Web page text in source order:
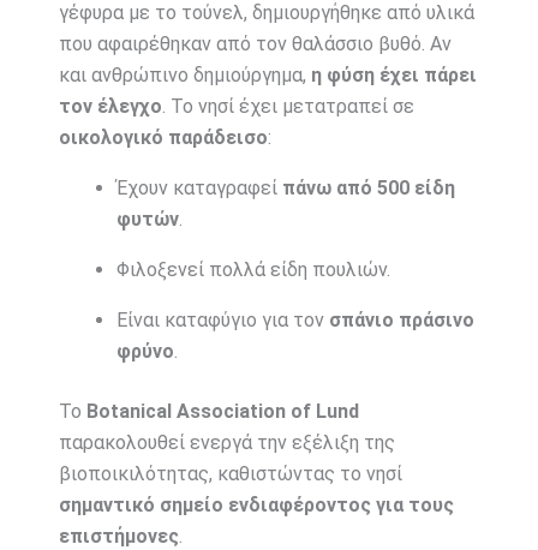
γέφυρα με το τούνελ, δημιουργήθηκε από υλικά
που αφαιρέθηκαν από τον θαλάσσιο βυθό. Αν
και ανθρώπινο δημιούργημα, η φύση έχει πάρει
τον έλεγχο. Το νησί έχει μετατραπεί σε
οικολογικό παράδεισο:
Έχουν καταγραφεί πάνω από 500 είδη
φυτών.
Φιλοξενεί πολλά είδη πουλιών.
Είναι καταφύγιο για τον σπάνιο πράσινο
φρύνο.
Το Botanical Association of Lund
παρακολουθεί ενεργά την εξέλιξη της
βιοποικιλότητας, καθιστώντας το νησί
σημαντικό σημείο ενδιαφέροντος για τους
επιστήμονες.